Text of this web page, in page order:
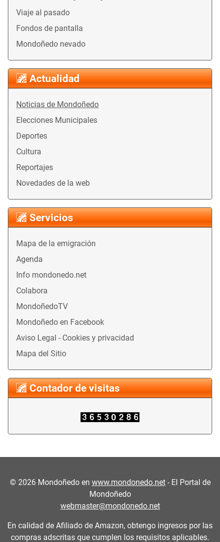
Viaje al pasado
Fondos de pantalla
Mondoñedo nevado
Actualidad
Noticias de Mondoñedo
Elecciones Municipales
Deportes
Cultura
Reportajes
Novedades de la web
Servicios
Mapa de la emigración
Agenda
Info mondonedo.net
Colabora
MondoñedoTV
Mondoñedo en Facebook
Aviso Legal - Cookies y privacidad
Mapa del Sitio
Contador de visitas
© 2026Mondoñedo en www.mondonedo.net- El Portal de
Mondoñedo
webmaster@mondonedo.net
En calidad de Afiliado de Amazon, obtengo ingresos por las
compras adscritas que cumplen los requisitos aplicables.